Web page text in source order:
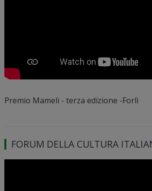
Premio Mameli - terza edizione -Forlì
FORUM DELLA CULTURA